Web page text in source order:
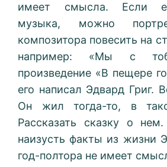
имеет смысла. Если
музыка, можно
композитора повесить на
например: «Мы с
произведение «В пещере
его написал Эдвард Григ.
Он жил тогда-то, в
Рассказать сказку о
наизусть факты из жизни
год-полтора не имеет